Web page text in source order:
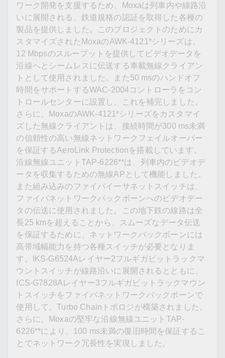
ワーク開発を支援するため、Moxaは列車内や線路沿
いに展開される、鉄道規格の認証を取得した各種の
製品を提供しました。このプロジェクトのためにカ
スタマイズされたMoxaのAWK-4121*シリーズは、
12 Mbpsのスループットを提供してビデオデータを
沿線へとシームレスに伝送する車載無線クライアン
トとして使用されました。また50 msのハンドオフ
時間をサポートするWAC-2004コントローラをコン
トロールセンターに設置し、これを補完しました。
さらに、MoxaのAWK-4121*シリーズをカスタマイ
ズした無線クライアントは、接続時間が300 ms未満
の信頼性の高い無線ネットワークフェイルオーバー
を保証するAeroLink Protectionを搭載しています。
沿線無線ユニットTAP-6226**は、列車内のビデオデ
ータを収集するための無線APとして機能しました。
また組み込みのファイバイーサネットスイッチは、
ファイバネットワークバックボーンへのビデオデー
タの伝送に使用されました。この地下鉄の線路は全
長25 kmを超えることから、スムーズなデータ伝送
を保証するために、ネットワークバックボーンには
高帯域幅能力を持つ各種スイッチが必要となりま
す。IKS-G6524Aレイヤー2フルギガビットラックマ
ウントスイッチが線路沿いに展開されるとともに、
ICS-G7828Aレイヤー3フルギガビットラックマウン
トスイッチをファイバネットワークバックボーンで
使用して、Turbo Chainトポロジが構築されました。
さらに、Moxaの堅牢な沿線無線ユニットTAP-
6226**により、100 ms未満の復旧時間を保証するこ
とでネットワーク冗長性を実現しました。